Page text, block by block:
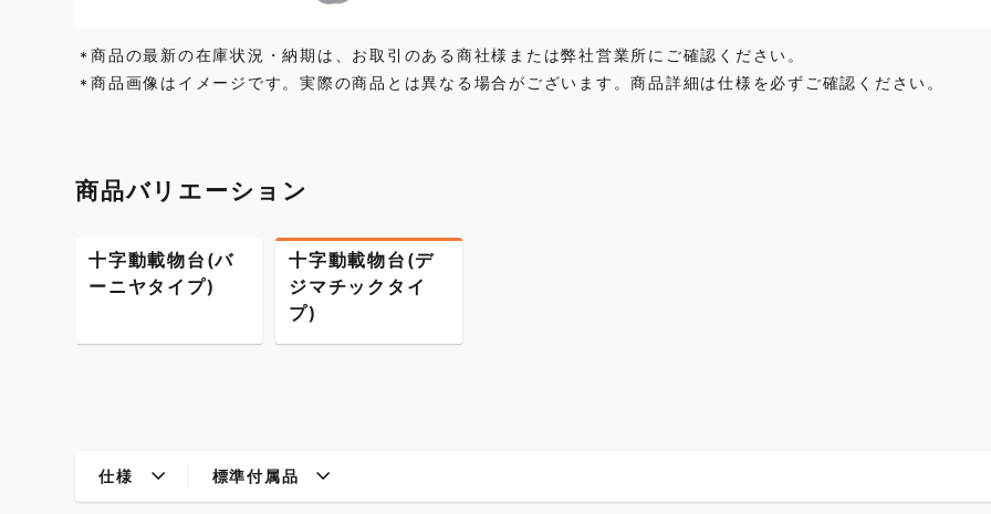
* 商品の最新の在庫状況・納期は、お取引のある商社様または弊社営業所にご確認ください。
* 商品画像はイメージです。実際の商品とは異なる場合がございます。商品詳細は仕様を必ずご確認ください。
商品バリエーション
十字動載物台(バ
ーニヤタイプ)
十字動載物台(デ
ジマチックタイ
プ)
仕様 標準付属品